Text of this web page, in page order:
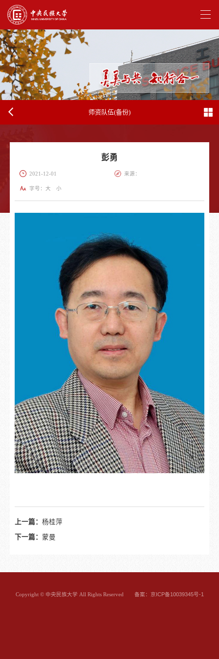
师资队伍(备份)
彭勇
2021-12-01 来源：
字号： 大 小
上一篇： 杨桂萍
下一篇： 蒙曼
Copyright © 中央民族大学 All Rights Reserved 备案：京ICP备10039345号-1